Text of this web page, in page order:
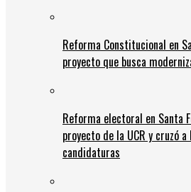
Reforma Constitucional en
proyecto que busca
Reforma electoral en Santa
proyecto de la UCR y cruzó
candidaturas